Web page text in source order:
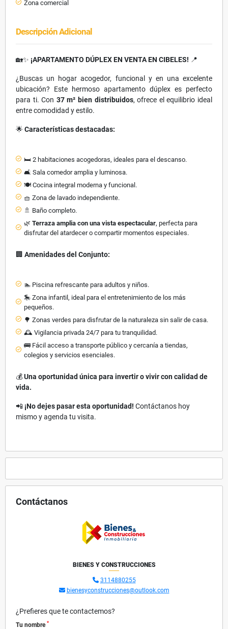
Zona comercial
Descripción Adicional
🏡✨ ¡APARTAMENTO DÚPLEX EN VENTA EN CIBELES! 📍
¿Buscas un hogar acogedor, funcional y en una excelente
ubicación? Este hermoso apartamento dúplex es perfecto
para ti. Con 37 m² bien distribuidos, ofrece el equilibrio ideal
entre comodidad y estilo.
🌟 Características destacadas:
🛏️ 2 habitaciones acogedoras, ideales para el descanso.
🛋️ Sala comedor amplia y luminosa.
🍽️ Cocina integral moderna y funcional.
🧺 Zona de lavado independiente.
🚿 Baño completo.
🌿 Terraza amplia con una vista espectacular, perfecta para
disfrutar del atardecer o compartir momentos especiales.
🏢 Amenidades del Conjunto:
🏊 Piscina refrescante para adultos y niños.
🎠 Zona infantil, ideal para el entretenimiento de los más
pequeños.
🌳 Zonas verdes para disfrutar de la naturaleza sin salir de casa.
🕰️ Vigilancia privada 24/7 para tu tranquilidad.
🚌 Fácil acceso a transporte público y cercanía a tiendas,
colegios y servicios esenciales.
💰Una oportunidad única para invertir o vivir con calidad de
vida.
📲 ¡No dejes pasar esta oportunidad! Contáctanos hoy
mismo y agenda tu visita.
Contáctanos
BIENES Y CONSTRUCCIONES
3114880255
bienesyconstrucciones@outlook.com
¿Prefieres que te contactemos?
Tu nombre *